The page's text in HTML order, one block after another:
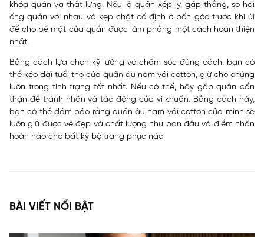
khóa quần và thắt lưng. Nếu là quần xếp ly, gấp thẳng, so hai
ống quần với nhau và kẹp chặt cố định ở bốn góc trước khi ủi
để cho bề mặt của quần được làm phẳng một cách hoàn thiện
nhất.
Bằng cách lựa chọn kỹ lưỡng và chăm sóc đúng cách, bạn có
thể kéo dài tuổi thọ của quần âu nam vải cotton, giữ cho chúng
luôn trong tình trạng tốt nhất. Nếu có thể, hãy gấp quần cẩn
thận để tránh nhăn và tác động của vi khuẩn. Bằng cách này,
bạn có thể đảm bảo rằng quần âu nam vải cotton của mình sẽ
luôn giữ được vẻ đẹp và chất lượng như ban đầu và điểm nhấn
hoàn hảo cho bất kỳ bộ trang phục nào
BÀI VIẾT NỔI BẬT